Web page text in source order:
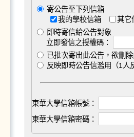
寄公告至下列信箱
我的學校信箱
其它
即時寄信給公告對象
立即發信之授權碼：
已批次寄出此公告，欲刪
反映即時公告信濫用（1人
東華大學信箱帳號：
東華大學信箱密碼：